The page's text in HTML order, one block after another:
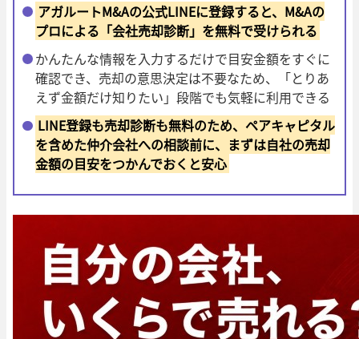
アガルートM&Aの公式LINEに登録すると、M&Aの
プロによる「会社売却診断」を無料で受けられる
かんたんな情報を入力するだけで目安金額をすぐに
確認でき、売却の意思決定は不要なため、「とりあ
えず金額だけ知りたい」段階でも気軽に利用できる
LINE登録も売却診断も無料のため、ペアキャピタル
を含めた仲介会社への相談前に、まずは自社の売却
金額の目安をつかんでおくと安心